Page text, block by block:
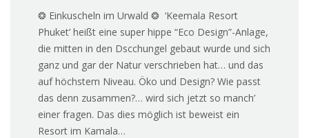
❂ Einkuscheln im Urwald ❂ ‘Keemala Resort
Phuket’ heißt eine super hippe “Eco Design”-Anlage,
die mitten in den Dscchungel gebaut wurde und sich
ganz und gar der Natur verschrieben hat… und das
auf höchstem Niveau. Öko und Design? Wie passt
das denn zusammen?… wird sich jetzt so manch’
einer fragen. Das dies möglich ist beweist ein
Resort im Kamala…